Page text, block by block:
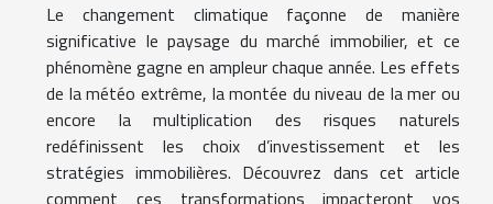
Le changement climatique façonne de manière
significative le paysage du marché immobilier, et ce
phénomène gagne en ampleur chaque année. Les effets
de la météo extrême, la montée du niveau de la mer ou
encore la multiplication des risques naturels
redéfinissent les choix d’investissement et les
stratégies immobilières. Découvrez dans cet article